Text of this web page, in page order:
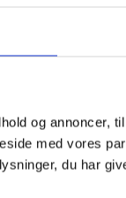
og annoncer,
med vores
du har